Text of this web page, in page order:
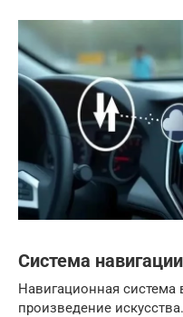
Система
Навигационная система
произведение